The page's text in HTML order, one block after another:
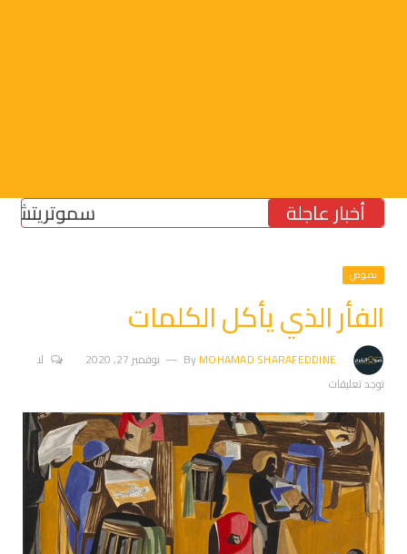
أخبار عاجلة سموتريتش:
نصوص
الفأر الذي يأكل الكلمات
ByMOHAMAD SHARAFEDDINE نوفمبر 27, 2020
لا
توجد تعليقات